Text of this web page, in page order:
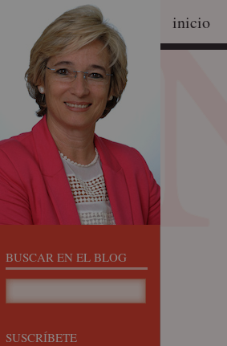
inicio
BUSCAR EN EL BLOG
SUSCRÍBETE